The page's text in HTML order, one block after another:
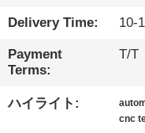
に
つ
い
て
Delivery Time: 10-
Payment
Terms:
T/T
ハイライト:
cnc